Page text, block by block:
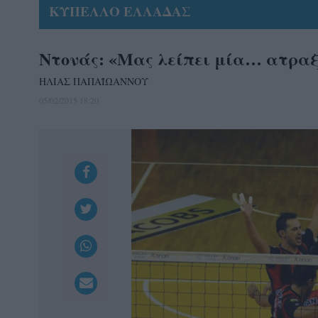
ΚΥΠΕΛΛΟ ΕΛΛΑΔΑΣ
Ντονάς: «Μας λείπει μία…
ΗΛΙΑΣ ΠΑΠΑΪΩΑΝΝΟΥ